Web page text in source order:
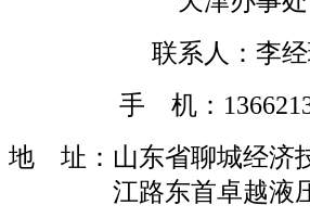
联系人：李
手 机：
地 址：山东省聊城经济
江路东首卓越液